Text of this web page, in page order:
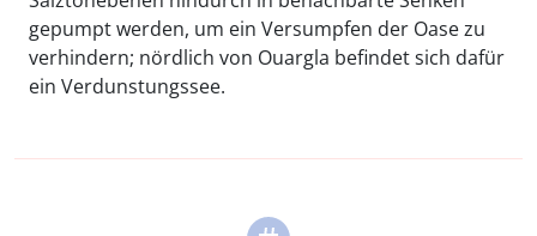
gepumpt werden, um ein Versumpfen der Oase zu
verhindern; nördlich von Ouargla befindet sich dafür
ein Verdunstungssee.